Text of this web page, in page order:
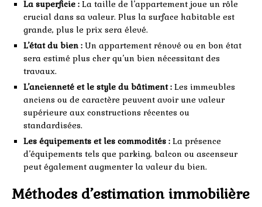
La superficie : La taille de l’appartement joue un rôle
crucial dans sa valeur. Plus la surface habitable est
grande, plus le prix sera élevé.
L’état du bien : Un appartement rénové ou en bon état
sera estimé plus cher qu’un bien nécessitant des
travaux.
L’ancienneté et le style du bâtiment : Les immeubles
anciens ou de caractère peuvent avoir une valeur
supérieure aux constructions récentes ou
standardisées.
Les équipements et les commodités : La présence
d’équipements tels que parking, balcon ou ascenseur
peut également augmenter la valeur du bien.
Méthodes d’estimation immobilière